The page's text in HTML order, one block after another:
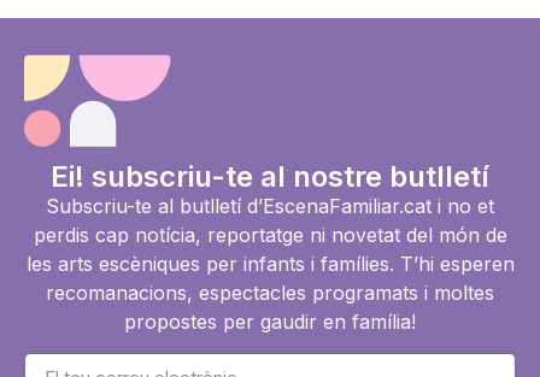
Ei! subscriu-te al nostre butlletí
Subscriu-te al butlletí d’EscenaFamiliar.cat i no et
perdis cap notícia, reportatge ni novetat del món de
les arts escèniques per infants i famílies. T’hi esperen
recomanacions, espectacles programats i moltes
propostes per gaudir en família!